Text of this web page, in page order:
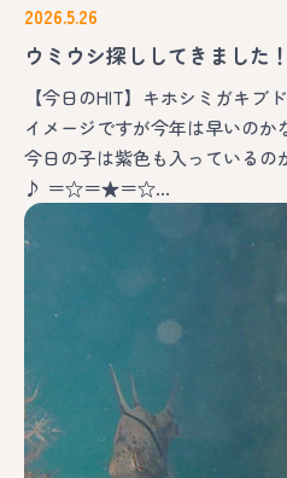
2026.5.26
ウミウシ探ししてきました！
【今日のHIT】キホシミガキブ
イメージですが今年は早いのか
今日の子は紫色も入っている
♪ ＝☆＝★＝☆…